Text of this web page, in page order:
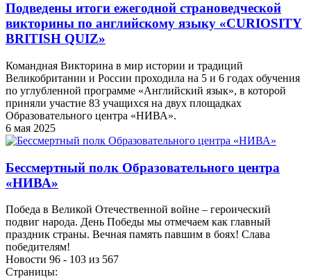
Подведены итоги ежегодной страноведческой
викторины по английскому языку «CURIOSITY
BRITISH QUIZ»
Командная Викторина в мир истории и традиций
Великобритании и России проходила на 5 и 6 годах обучения
по углубленной программе «Английский язык», в которой
приняли участие 83 учащихся на двух площадках
Образовательного центра «НИВА».
6 мая 2025
Бессмертный полк Образовательного центра
«НИВА»
Победа в Великой Отечественной войне – героический
подвиг народа. День Победы мы отмечаем как главный
праздник страны. Вечная память павшим в боях! Слава
победителям!
Новости 96 - 103 из 567
Страницы: